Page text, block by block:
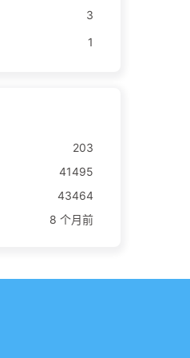
3
1
203
41495
43464
8 个月前